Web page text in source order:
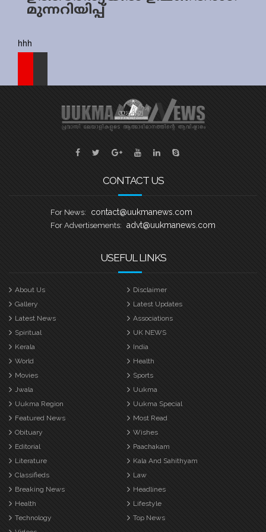
Sports
Jwala
Law
മുന്നറിയിപ്പ്
hhh
CONTACT US
For News: contact@uukmanews.com
For Advertisements: advt@uukmanews.com
USEFUL LINKS
About Us
Disclaimer
Gallery
Latest Updates
Latest News
Associations
Spiritual
UK NEWS
Kerala
India
World
Health
Movies
Sports
Jwala
Uukma
Uukma Region
Uukma Special
Featured News
Most Read
Obituary
Wishes
Editorial
Paachakam
Literature
Kala And Sahithyam
Classifieds
Law
Breaking News
Headlines
Health
Lifestyle
Technology
Top News